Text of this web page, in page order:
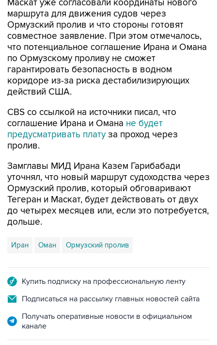
Маскат уже согласовали координаты нового
маршрута для движения судов через
Ормузский пролив и что стороны готовят
совместное заявление. При этом отмечалось,
что потенциальное соглашение Ирана и Омана
по Ормузскому проливу не сможет
гарантировать безопасность в водном
коридоре из-за риска дестабилизирующих
действий США.
CBS со ссылкой на источники писал, что
соглашение Ирана и Омана не будет
предусматривать плату за проход через
пролив.
Замглавы МИД Ирана Казем Гарибабади
уточнял, что новый маршрут судоходства через
Ормузский пролив, который обговаривают
Тегеран и Маскат, будет действовать от двух
до четырех месяцев или, если это потребуется,
дольше.
Иран Оман Ормузский пролив
Купить подписку на профессиональную ленту
Подписаться на рассылку главных новостей сайта
Получать оперативные новости в официальном
канале